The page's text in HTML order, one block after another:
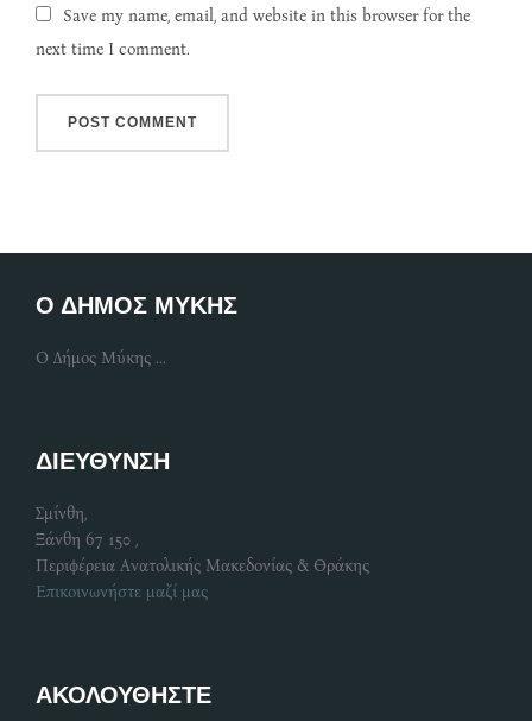
Save my name, email, and website in this browser for the
next time I comment.
Ο ΔΗΜΟΣ ΜΥΚΗΣ
Ο Δήμος Μύκης ...
ΔΙΕΥΘΥΝΣΗ
Σμίνθη,
Ξάνθη 67 150 ,
Περιφέρεια Ανατολικής Μακεδονίας & Θράκης
Επικοινωνήστε μαζί μας
ΑΚΟΛΟΥΘΗΣΤΕ